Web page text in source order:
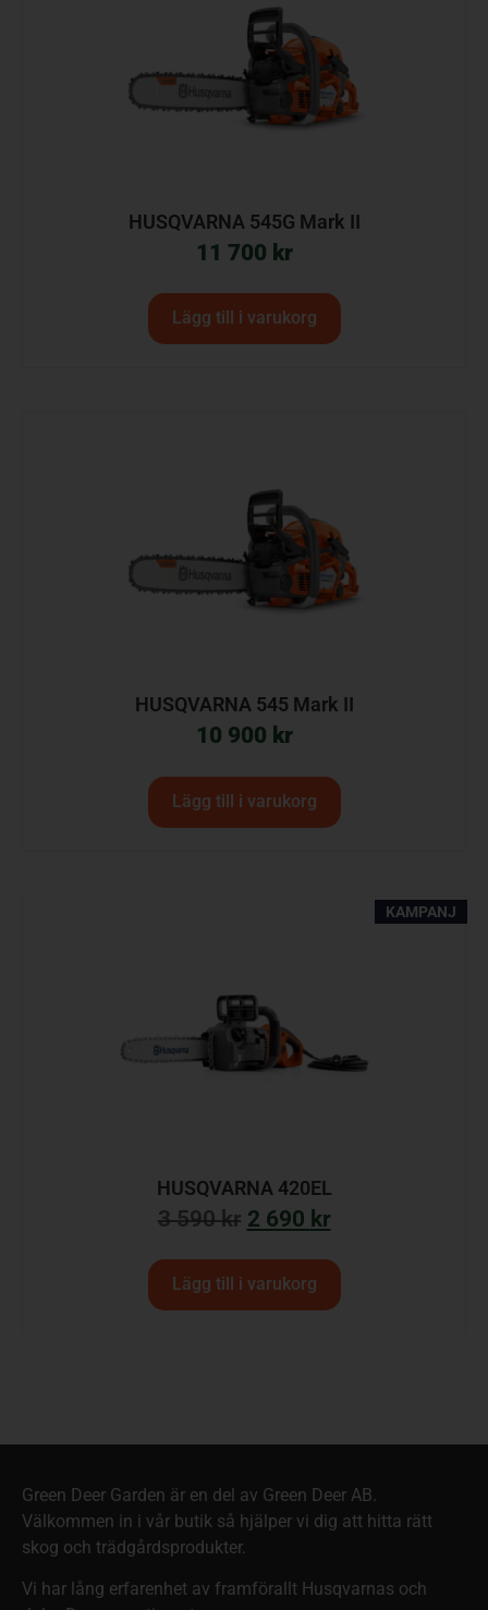
HUSQVARNA 545G Mark II
11 700 kr
Lägg till i varukorg
HUSQVARNA 545 Mark II
10 900 kr
Lägg till i varukorg
KAMPANJ
HUSQVARNA 420EL
3 590kr 2 690 kr
Lägg till i varukorg
Green Deer Garden är en del av Green Deer AB.
Välkommen in i vår butik så hjälper vi dig att hitta rätt
skog och trädgårdsprodukter.
Vi har lång erfarenhet av framförallt Husqvarnas och